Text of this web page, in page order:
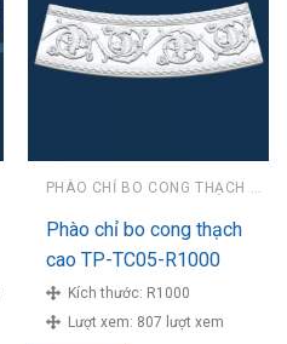
Phào chỉ bo cong thạch
cao TP-TC05-R1000
Kích thước: R1000
Lượt xem: 807 lượt xem